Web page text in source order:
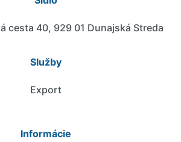
cesta 40, 929 01 Dunajská Streda
Služby
Export
Informácie